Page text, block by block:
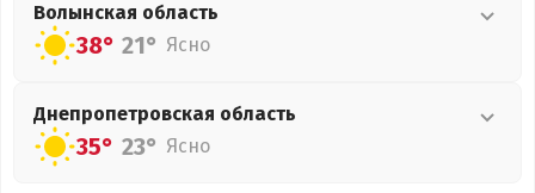
Волынская область
38° 21° Ясно
Днепропетровская область
35° 23° Ясно